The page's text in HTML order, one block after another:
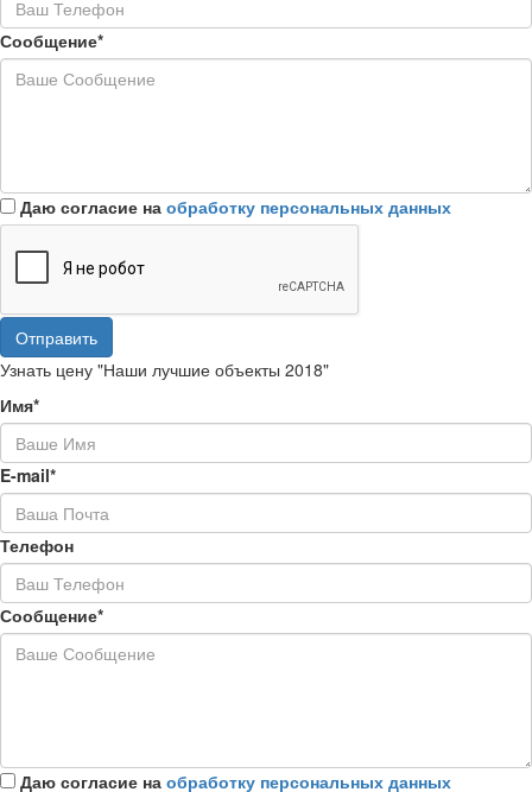
Сообщение*
Даю согласие на обработку персональных данных
Отправить
Узнать цену "Наши лучшие объекты 2018"
Имя*
E-mail*
Телефон
Сообщение*
Даю согласие на обработку персональных данных